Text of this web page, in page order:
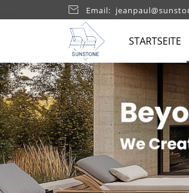
 Email:
STARTSEITE